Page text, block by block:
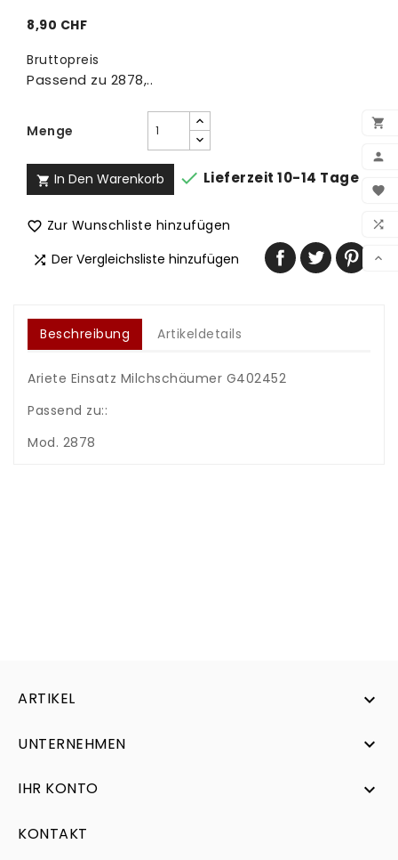





8,90 CHF
Bruttopreis
Passend zu 2878,..
Menge
 In Den Warenkorb  Lieferzeit 10-14 Tage
 Zur Wunschliste hinzufügen
 Der Vergleichsliste hinzufügen
Beschreibung Artikeldetails
Ariete Einsatz Milchschäumer G402452
Passend zu::
Mod. 2878
ARTIKEL 
UNTERNEHMEN 
IHR KONTO 
KONTAKT